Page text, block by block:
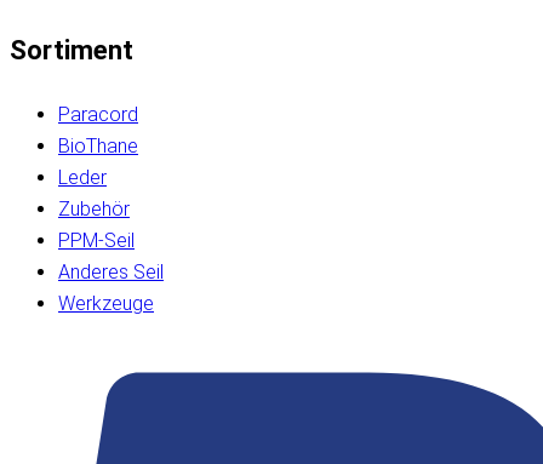
Sortiment
Paracord
BioThane
Leder
Zubehör
PPM-Seil
Anderes Seil
Werkzeuge